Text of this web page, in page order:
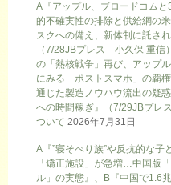
A『アップル、ブロードコム
的不確実性の排除と供給網の
スクへの備え、新体制に託され
（7/28JBプレス 小久保 重信
の「熱核戦争」再び、アップ
にみる「ポストスマホ」の
通じた製造ノウハウ流出の疑
への時間稼ぎ』（7/29JBプレ
ついて 2026年7月31日
A『”寝そべり族”や反抗的な子
「矯正施設」が急増…中国版
ル」の実態』、B『中国で1.6